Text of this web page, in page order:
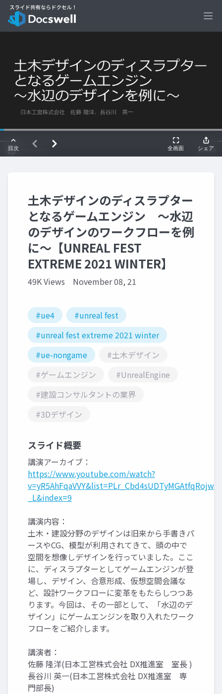
土木デザインのディスラプター
となるゲームエンジン ～水辺
のデザインのワークフローを例
に～【UNREAL FEST
EXTREME 2021 WINTER】
49K Views November 08, 21
#ue4
#unreal fest
#unreal fest extreme 2021 winter
#ue-nongame
#土木デザイン
#ゲームエンジン
#UnrealEngine
#建設コンサルタントの業界
#3Dデザイン
スライド概要
講演アーカイブ：
https://www.youtube.com/watch?
_L&index=9
講演内容：
土木・建設分野のデザインは旧来から手書きパ
ースやCG、模型が利用されてきて、頭の中で
空間を想像しデザインを行っていました。ここ
に、ディスラプターとしてゲームエンジンが登
場し、デザイン、合意形成、仮想空間会議な
ど、設計ワークフローに変革をもたらしつつあ
ります。今回は、その一部として、「水辺のデ
ザイン」にゲームエンジンを取り入れたワーク
フローをご紹介します。
講演者：
佐藤 隆洋(日本工営株式会社 DX推進室 室長 )
長谷川 英一(日本工営株式会社 DX推進室 専
門部長)